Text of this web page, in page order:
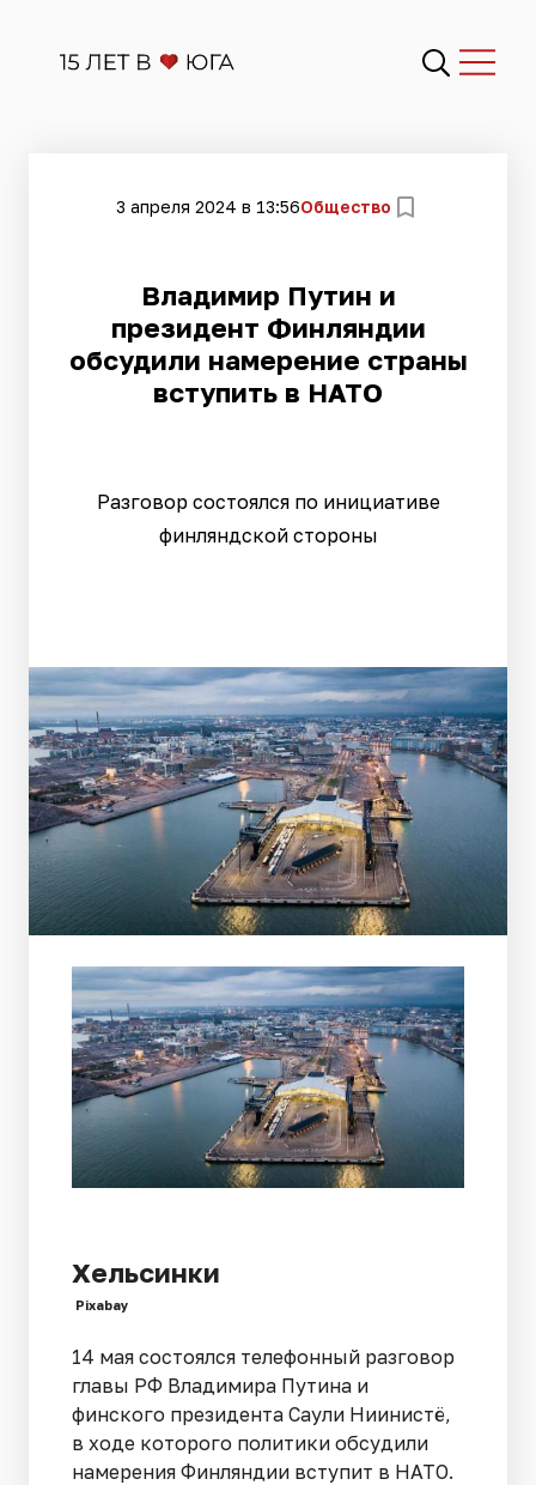
3 апреля 2024 в 13:56Общество
Владимир Путин и
президент Финляндии
обсудили намерение страны
вступить в НАТО
Разговор состоялся по инициативе
финляндской стороны
Хельсинки
Pixabay
14 мая состоялся телефонный разговор
главы РФ Владимира Путина и
финского президента Саули Ниинистё,
в ходе которого политики обсудили
намерения Финляндии вступит в НАТО.